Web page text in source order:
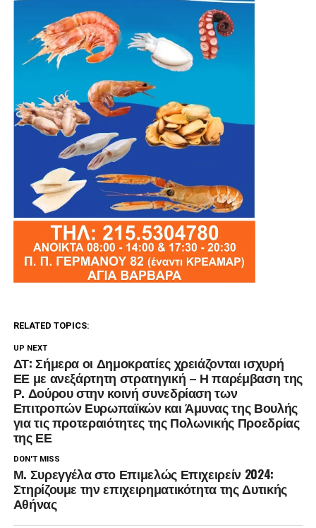
RELATED TOPICS:
UP NEXT
ΔΤ: Σήμερα οι Δημοκρατίες χρειάζονται ισχυρή
ΕΕ με ανεξάρτητη στρατηγική – Η παρέμβαση της
Ρ. Δούρου στην κοινή συνεδρίαση των
Επιτροπών Ευρωπαϊκών και Άμυνας της Βουλής
για τις προτεραιότητες της Πολωνικής Προεδρίας
της ΕΕ
DON'T MISS
Μ. Συρεγγέλα στο Επιμελώς Επιχειρείν 2024:
Στηρίζουμε την επιχειρηματικότητα της Δυτικής
Αθήνας